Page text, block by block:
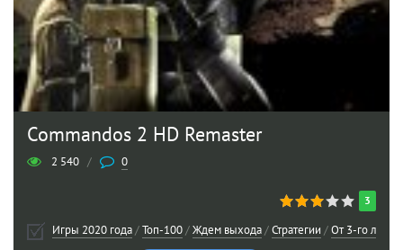
Commandos 2 HD Remaster
2 540 / 0
3
Игры 2020 года/Топ-100/Ждем выхода/Стратегии /От 3-го лица